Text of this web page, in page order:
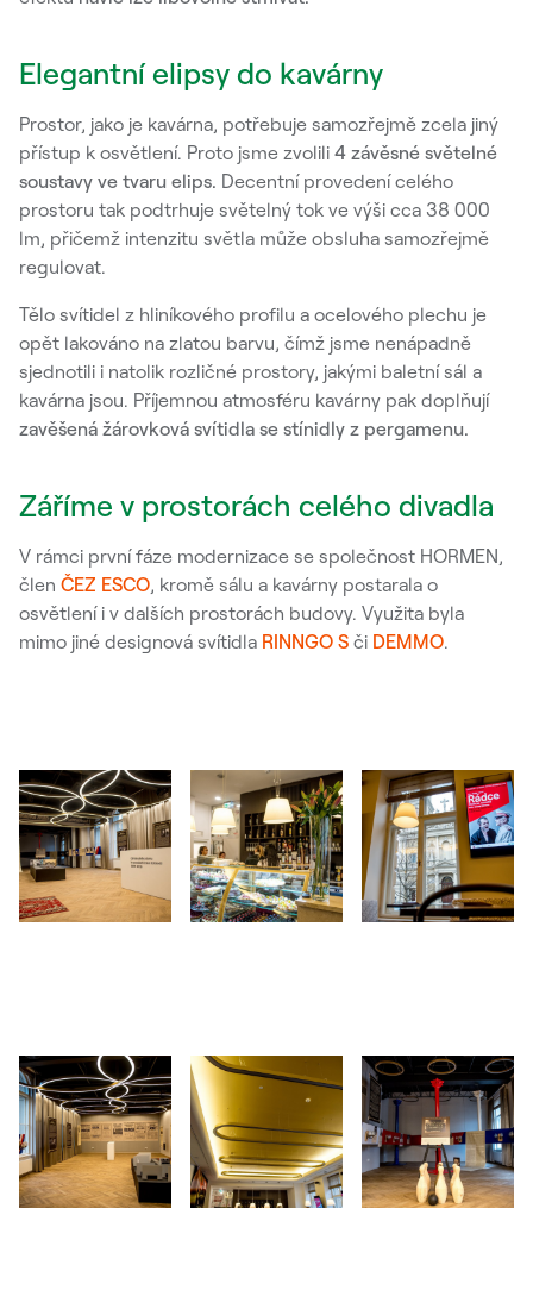
Elegantní elipsy do kavárny
Prostor, jako je kavárna, potřebuje samozřejmě zcela jiný
přístup k osvětlení. Proto jsme zvolili 4 závěsné světelné
soustavy ve tvaru elips. Decentní provedení celého
prostoru tak podtrhuje světelný tok ve výši cca 38 000
lm, přičemž intenzitu světla může obsluha samozřejmě
regulovat.
Tělo svítidel z hliníkového profilu a ocelového plechu je
opět lakováno na zlatou barvu, čímž jsme nenápadně
sjednotili i natolik rozličné prostory, jakými baletní sál a
kavárna jsou. Příjemnou atmosféru kavárny pak doplňují
zavěšená žárovková svítidla se stínidly z pergamenu.
Záříme v prostorách celého divadla
V rámci první fáze modernizace se společnost HORMEN,
člen ČEZ ESCO, kromě sálu a kavárny postarala o
osvětlení i v dalších prostorách budovy. Využita byla
mimo jiné designová svítidla RINNGO S či DEMMO.